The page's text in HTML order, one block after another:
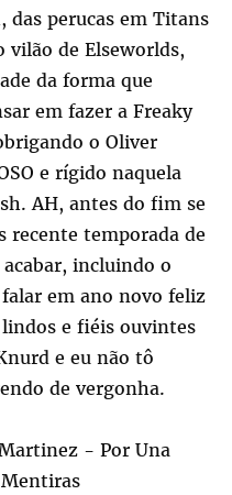
das perucas em Titans
vilão de Elseworlds,
da forma que
em fazer a Freaky
o Oliver
e rígido naquela
AH, antes do fim se
recente temporada de
incluindo o
em ano novo feliz
e fiéis ouvintes
e eu não tô
de vergonha.
- Por Una